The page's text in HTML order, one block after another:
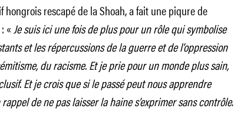
rescapé de la Shoah, a fait une piqure de
«Je suis ici une fois de plus pour un rôle qui symbolise
et les répercussions de la guerre et de l’oppression
du racisme. Et je prie pour un monde plus sain,
Et je crois que si le passé peut nous apprendre
de ne pas laisser la haine s’exprimer sans contrôle.